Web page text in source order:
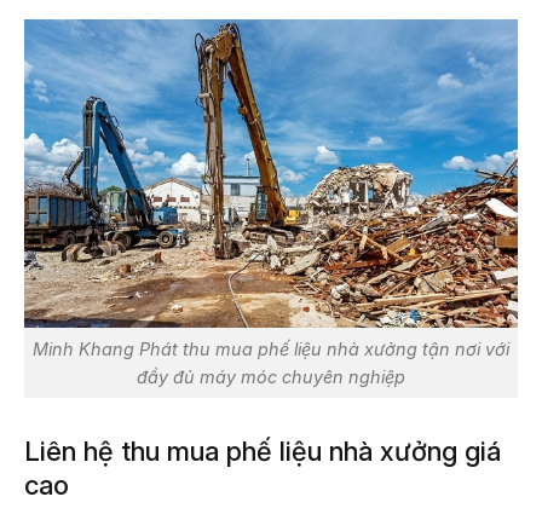
Minh Khang Phát thu mua phế liệu nhà xưởng tận nơi với
đầy đủ máy móc chuyên nghiệp
Liên hệ thu mua phế liệu nhà xưởng giá
cao